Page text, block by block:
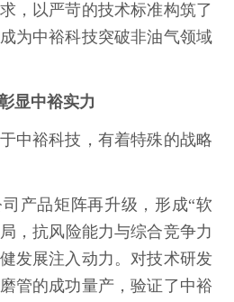
，以严苛的技术标准构筑了
为中裕科技突破非油气领域
显中裕实力
中裕科技，有着特殊的战略
产品矩阵再升级，形成“软
，抗风险能力与综合竞争力
发展注入动力。对技术研发
管的成功量产，验证了中裕